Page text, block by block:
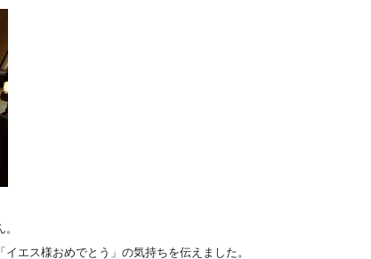
エス様おめでとう」の気持ちを伝えました。